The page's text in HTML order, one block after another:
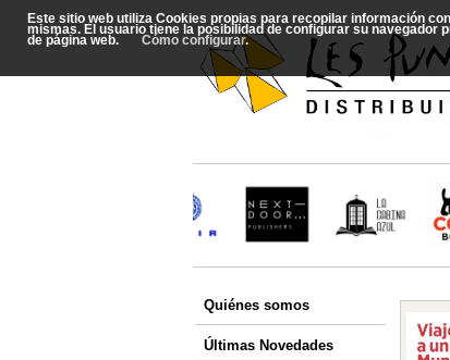
Quiénes somos
Últimas Novedades
Este sitio web utiliza Cookies propias para recopilar información
mismas. El usuario tiene la posibilidad de configurar su navegador
de página web. Cómo configurar.